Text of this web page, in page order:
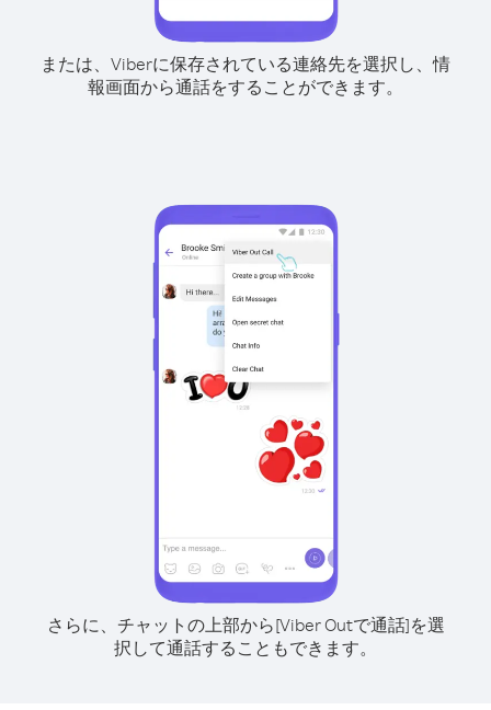
または、Viberに保存されている連絡先を選択し、情
報画面から通話をすることができます。
さらに、チャットの上部から[Viber Outで通話]を選
択して通話することもできます。